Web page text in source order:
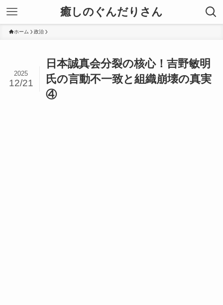
癒しのぐんだりさん
ホーム 政治
日本誠真会分裂の核心！吉野敏明
氏の言動不一致と組織崩壊の真実
④
2025
12/21